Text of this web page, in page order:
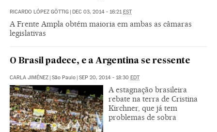
RICARDO LÓPEZ GÖTTIG | DEC 03, 2014 - 16:21 EST
A Frente Ampla obtém maioria em ambas as câmaras
legislativas
O Brasil padece, e a Argentina se ressente
CARLA JIMÉNEZ | São Paulo | SEP 20, 2014 - 18:30 EDT
A estagnação brasileira
rebate na terra de Cristina
Kirchner, que já tem
problemas de sobra